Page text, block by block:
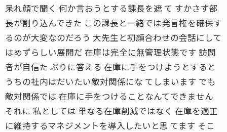
呆れ顔で聞く 何か言おうとする課長を遮 て すかさず部
長が割り込んできた この課長と一緒では発言権を確保す
るのが大変なのだろう 大先生と初顔合わせの会話にして
はめずらしい展開だ 在庫は完全に無管理状態です 訪問
者が自信た ぷりに答える 在庫に手をつけようとすると
うちの社内はだいたい敵対関係にな てしまいます でも
敵対関係では 在庫に手をつけることなんてできません
それに 私としては 単なる在庫削減ではなく 在庫を適正
に維持するマネジメントを導入したいと思 てます そこ